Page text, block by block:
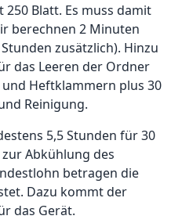
Blatt. Es muss damit
berechnen 2 Minuten
zusätzlich). Hinzu
das Leeren der Ordner
Heftklammern plus 30
Reinigung.
5,5 Stunden für 30
Abkühlung des
betragen die
Dazu kommt der
das Gerät.